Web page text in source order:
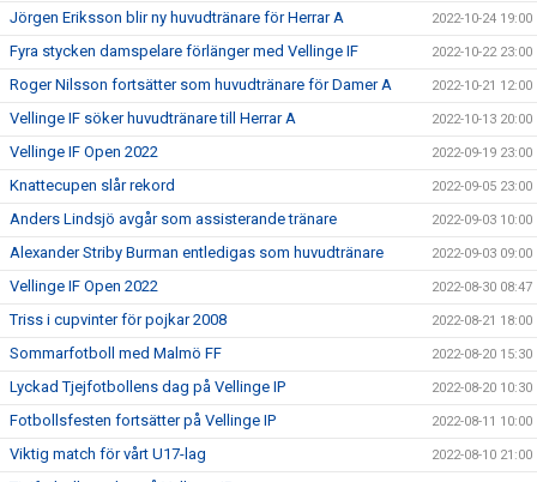
Jörgen Eriksson blir ny huvudtränare för Herrar A 2022-10-24 19:00
Fyra stycken damspelare förlänger med Vellinge IF 2022-10-22 23:00
Roger Nilsson fortsätter som huvudtränare för Damer A 2022-10-21 12:00
Vellinge IF söker huvudtränare till Herrar A 2022-10-13 20:00
Vellinge IF Open 2022 2022-09-19 23:00
Knattecupen slår rekord 2022-09-05 23:00
Anders Lindsjö avgår som assisterande tränare 2022-09-03 10:00
Alexander Striby Burman entledigas som huvudtränare 2022-09-03 09:00
Vellinge IF Open 2022 2022-08-30 08:47
Triss i cupvinter för pojkar 2008 2022-08-21 18:00
Sommarfotboll med Malmö FF 2022-08-20 15:30
Lyckad Tjejfotbollens dag på Vellinge IP 2022-08-20 10:30
Fotbollsfesten fortsätter på Vellinge IP 2022-08-11 10:00
Viktig match för vårt U17-lag 2022-08-10 21:00